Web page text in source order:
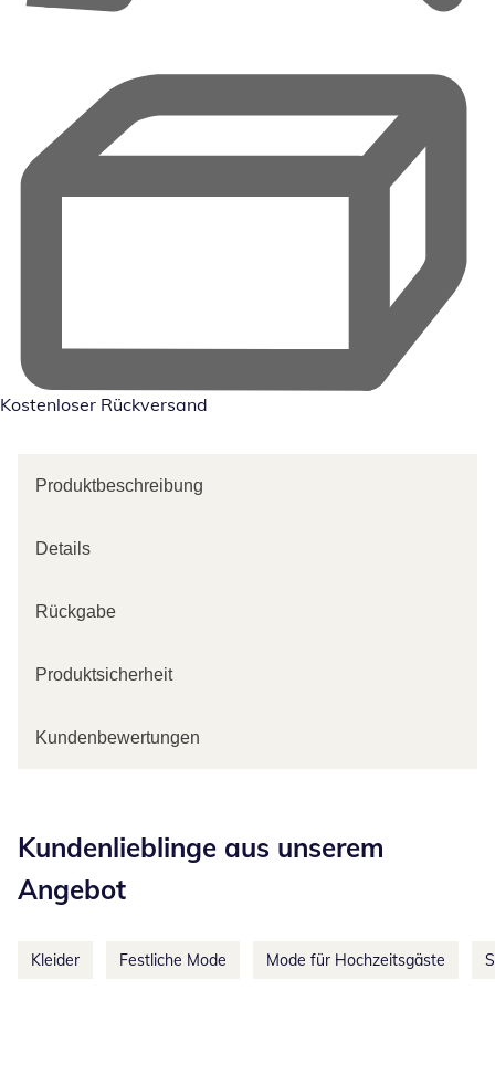
Kostenloser Rückversand
Produktbeschreibung
Details
Rückgabe
Produktsicherheit
Kundenbewertungen
Kundenlieblinge aus unserem
Angebot
Kleider Festliche Mode Mode für Hochzeitsgäste